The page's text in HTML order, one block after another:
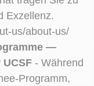
Exzellenz.
us/about-us/
—
- Während
Programm,